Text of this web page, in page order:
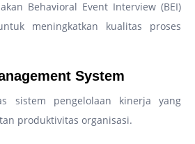
Behavioral Event Interview (BEI)
meningkatkan kualitas proses
System
sistem pengelolaan kinerja yang
produktivitas organisasi.